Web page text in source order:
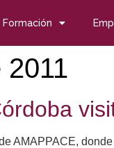
Formación
2011
AMAPPACE,